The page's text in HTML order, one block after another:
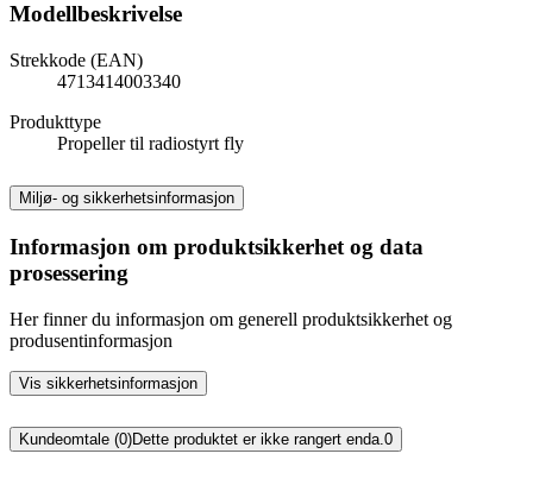
Modellbeskrivelse
Strekkode (EAN)
4713414003340
Produkttype
Propeller til radiostyrt fly
Miljø- og sikkerhetsinformasjon
Informasjon om produktsikkerhet og data
prosessering
Her finner du informasjon om generell produktsikkerhet og
produsentinformasjon
Vis sikkerhetsinformasjon
Kundeomtale (0)Dette produktet er ikke rangert enda. 0